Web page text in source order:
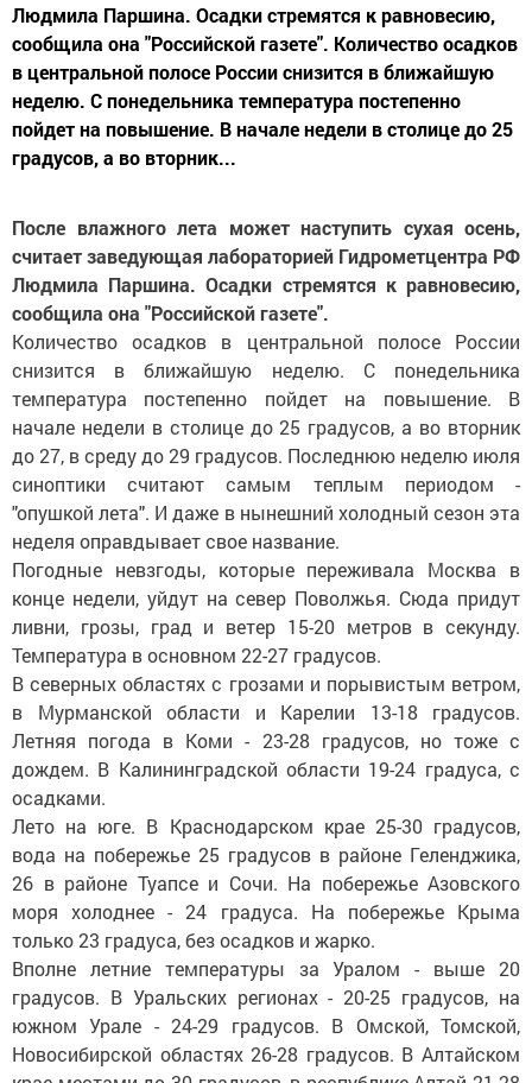
Людмила Паршина. Осадки стремятся к равновесию,
сообщила она "Российской газете". Количество осадков
в центральной полосе России снизится в ближайшую
неделю. С понедельника температура постепенно
пойдет на повышение. В начале недели в столице до 25
градусов, а во вторник...
После влажного лета может наступить сухая осень,
считает заведующая лабораторией Гидрометцентра РФ
Людмила Паршина. Осадки стремятся к равновесию,
сообщила она "Российской газете".
Количество осадков в центральной полосе России
снизится в ближайшую неделю. С понедельника
температура постепенно пойдет на повышение. В
начале недели в столице до 25 градусов, а во вторник
до 27, в среду до 29 градусов. Последнюю неделю июля
синоптики считают самым теплым периодом -
"опушкой лета". И даже в нынешний холодный сезон эта
неделя оправдывает свое название.
Погодные невзгоды, которые переживала Москва в
конце недели, уйдут на север Поволжья. Сюда придут
ливни, грозы, град и ветер 15-20 метров в секунду.
Температура в основном 22-27 градусов.
В северных областях с грозами и порывистым ветром,
в Мурманской области и Карелии 13-18 градусов.
Летняя погода в Коми - 23-28 градусов, но тоже с
дождем. В Калининградской области 19-24 градуса, с
осадками.
Лето на юге. В Краснодарском крае 25-30 градусов,
вода на побережье 25 градусов в районе Геленджика,
26 в районе Туапсе и Сочи. На побережье Азовского
моря холоднее - 24 градуса. На побережье Крыма
только 23 градуса, без осадков и жарко.
Вполне летние температуры за Уралом - выше 20
градусов. В Уральских регионах - 20-25 градусов, на
южном Урале - 24-29 градусов. В Омской, Томской,
Новосибирской областях 26-28 градусов. В Алтайском